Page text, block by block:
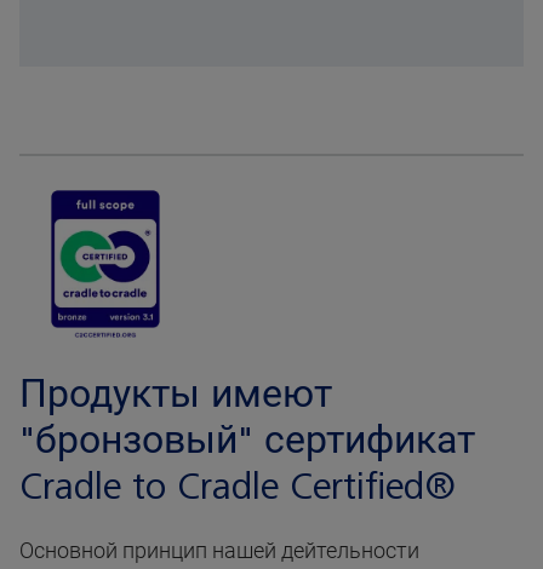
Продукты имеют
"бронзовый" сертификат
Cradle to Cradle Certified®
Основной принцип нашей дейтельности